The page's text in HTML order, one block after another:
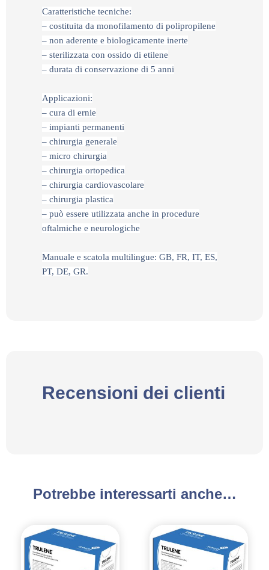
Caratteristiche tecniche:
– costituita da monofilamento di polipropilene
– non aderente e biologicamente inerte
– sterilizzata con ossido di etilene
– durata di conservazione di 5 anni
Applicazioni:
– cura di ernie
– impianti permanenti
– chirurgia generale
– micro chirurgia
– chirurgia ortopedica
– chirurgia cardiovascolare
– chirurgia plastica
– può essere utilizzata anche in procedure
oftalmiche e neurologiche
Manuale e scatola multilingue: GB, FR, IT, ES,
PT, DE, GR.
Recensioni dei clienti
Potrebbe interessarti anche…